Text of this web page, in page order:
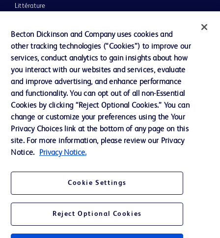
Littérature
Notre entreprise
Éthique et conformité
Assistance
Nous contacter
Préférences en matière de cookies
Confidentialité
Accessibilité du site Web
Becton Dickinson and Company uses cookies and
other tracking technologies (“Cookies”) to improve our
services, conduct analytics to gain insights about how
you interact with our websites and services, evaluate
and improve advertising, and enhance performance
and functionality. You can opt out of all non-Essential
Cookies by clicking “Reject Optional Cookies.” You can
change or customize your preferences using the Your
Privacy Choices link at the bottom of any page on this
site. For more information, please review our Privacy
Notice.
Privacy Notice.
Cookie Settings
Reject Optional Cookies